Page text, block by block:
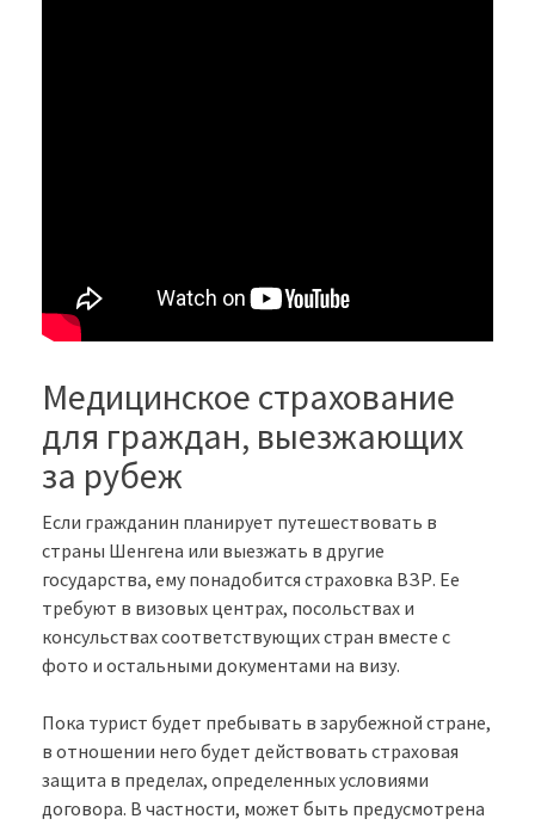
Медицинское страхование
для граждан, выезжающих
за рубеж
Если гражданин планирует путешествовать в
страны Шенгена или выезжать в другие
государства, ему понадобится страховка ВЗР. Ее
требуют в визовых центрах, посольствах и
консульствах соответствующих стран вместе с
фото и остальными документами на визу.
Пока турист будет пребывать в зарубежной стране,
в отношении него будет действовать страховая
защита в пределах, определенных условиями
договора. В частности, может быть предусмотрена